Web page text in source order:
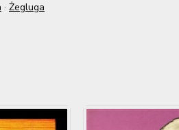
· Żegluga